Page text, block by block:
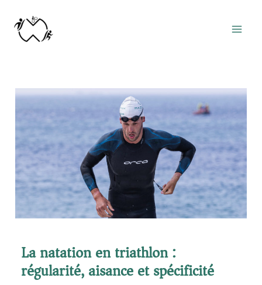
La natation en triathlon :
régularité, aisance et spécificité